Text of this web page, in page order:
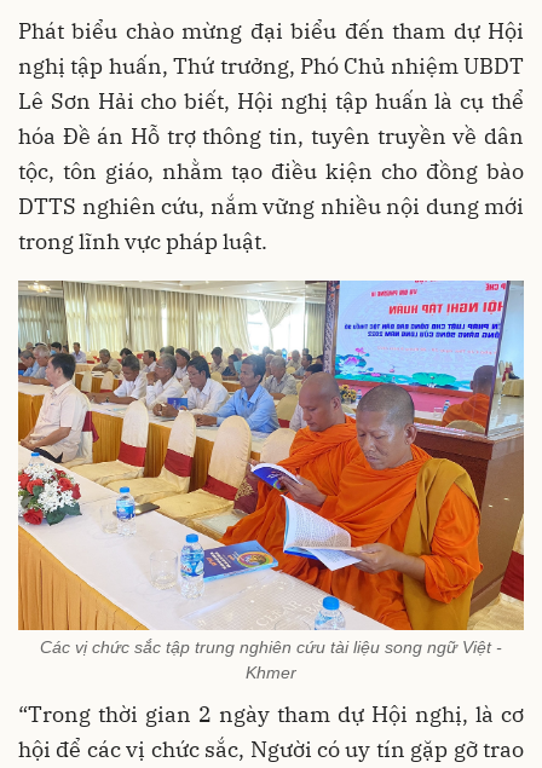
Phát biểu chào mừng đại biểu đến tham dự Hội
nghị tập huấn, Thứ trưởng, Phó Chủ nhiệm UBDT
Lê Sơn Hải cho biết, Hội nghị tập huấn là cụ thể
hóa Đề án Hỗ trợ thông tin, tuyên truyền về dân
tộc, tôn giáo, nhằm tạo điều kiện cho đồng bào
DTTS nghiên cứu, nắm vững nhiều nội dung mới
trong lĩnh vực pháp luật.
Các vị chức sắc tập trung nghiên cứu tài liệu song ngữ Việt -
Khmer
“Trong thời gian 2 ngày tham dự Hội nghị, là cơ
hội để các vị chức sắc, Người có uy tín gặp gỡ trao